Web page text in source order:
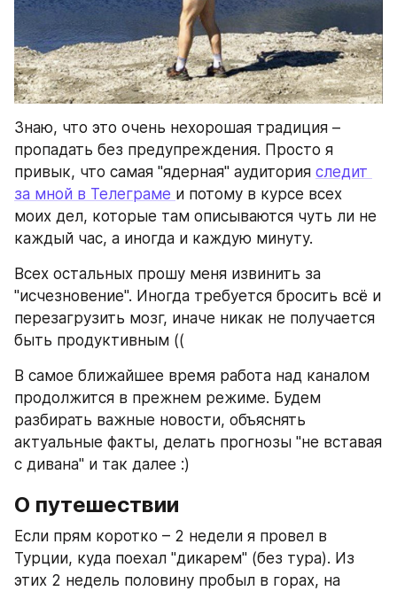
Знаю, что это очень нехорошая традиция –
пропадать без предупреждения. Просто я
привык, что самая "ядерная" аудитория следит
за мной в Телеграме и потому в курсе всех
моих дел, которые там описываются чуть ли не
каждый час, а иногда и каждую минуту.
Всех остальных прошу меня извинить за
"исчезновение". Иногда требуется бросить всё и
перезагрузить мозг, иначе никак не получается
быть продуктивным ((
В самое ближайшее время работа над каналом
продолжится в прежнем режиме. Будем
разбирать важные новости, объяснять
актуальные факты, делать прогнозы "не вставая
с дивана" и так далее :)
О путешествии
Если прям коротко – 2 недели я провел в
Турции, куда поехал "дикарем" (без тура). Из
этих 2 недель половину пробыл в горах, на